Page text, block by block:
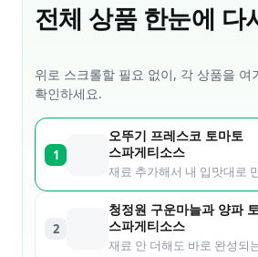
전체 상품 한눈에 다
위로 스크롤할 필요 없이, 각 상품을 여
확인하세요.
1
오뚜기 프레스코 토마토
스파게티소스
2
청정원 구운마늘과 양파
스파게티소스